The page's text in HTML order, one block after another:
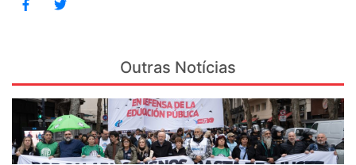
Outras Notícias